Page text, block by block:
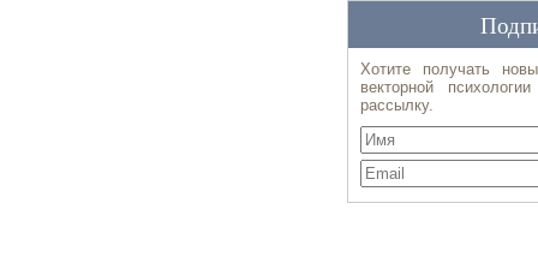
Хотите получать
векторной
рассылку.